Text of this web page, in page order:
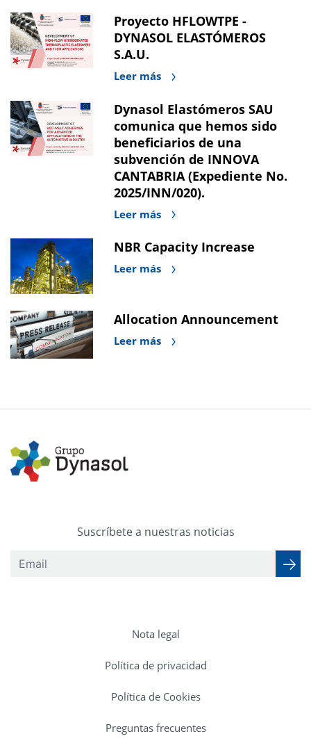
Proyecto HFLOWTPE -
DYNASOL ELASTÓMEROS
S.A.U.
Leer más
Dynasol Elastómeros SAU
comunica que hemos sido
beneficiarios de una
subvención de INNOVA
CANTABRIA (Expediente No.
2025/INN/020).
Leer más
NBR Capacity Increase
Leer más
Allocation Announcement
Leer más
Suscríbete a nuestras noticias
Nota legal
Política de privacidad
Política de Cookies
Preguntas frecuentes